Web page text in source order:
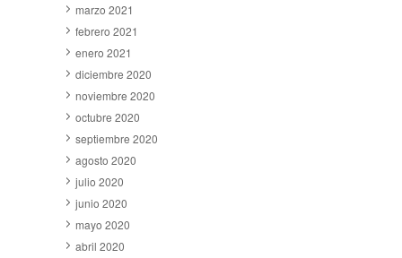
marzo 2021
febrero 2021
enero 2021
diciembre 2020
noviembre 2020
octubre 2020
septiembre 2020
agosto 2020
julio 2020
junio 2020
mayo 2020
abril 2020